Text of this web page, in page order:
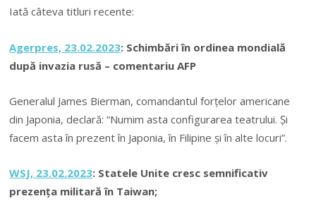
Iată câteva titluri recente:
Agerpres, 23.02.2023: Schimbări în ordinea mondială
după invazia rusă – comentariu AFP
Generalul James Bierman, comandantul forţelor americane
din Japonia, declară: “Numim asta configurarea teatrului. Şi
facem asta în prezent în Japonia, în Filipine şi în alte locuri”.
WSJ, 23.02.2023: Statele Unite cresc semnificativ
prezenţa militară în Taiwan;